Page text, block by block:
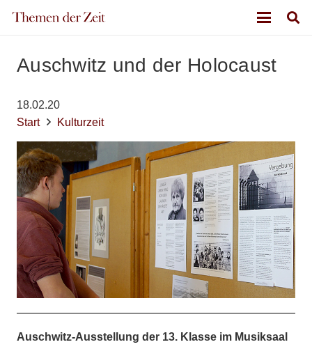
Auschwitz und der Holocaust
18.02.20
Start
Kulturzeit
Auschwitz-Ausstellung der 13. Klasse im Musiksaal